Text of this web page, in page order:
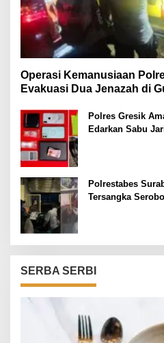
Operasi Kemanusiaan
Evakuasi Dua Jenazah di
Polres Gresik
Edarkan Sabu
Polrestabes
Tersangka
SERBA SERBI